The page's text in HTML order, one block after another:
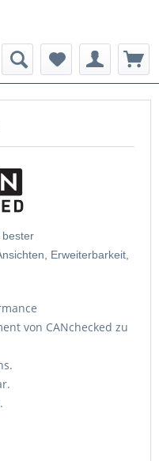
bester
Erweiterbarkeit,
von CANchecked zu